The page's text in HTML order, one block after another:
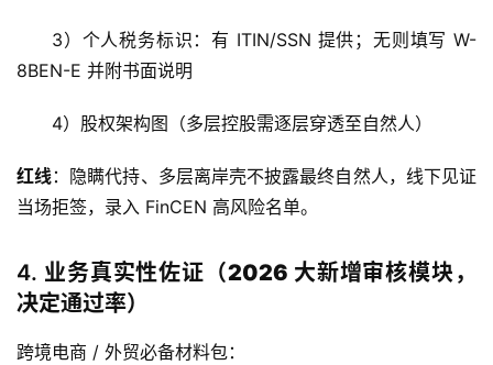
3）个人税务标识：有 ITIN/SSN 提供；无则填写 W-
8BEN-E 并附书面说明
4）股权架构图（多层控股需逐层穿透至自然人）
红线：隐瞒代持、多层离岸壳不披露最终自然人，线下见证
当场拒签，录入 FinCEN 高风险名单。
4. 业务真实性佐证（2026 大新增审核模块，
决定通过率）
跨境电商 / 外贸必备材料包：